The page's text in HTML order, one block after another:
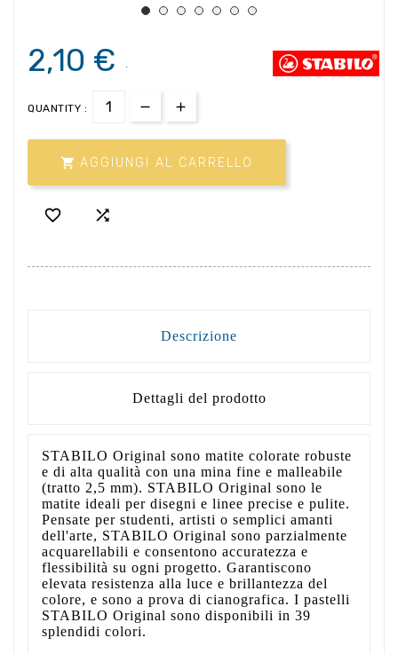
2,10 € .
QUANTITY :
 AGGIUNGI AL CARRELLO
 
Descrizione
Dettagli del prodotto
STABILO Original sono matite colorate robuste
e di alta qualità con una mina fine e malleabile
(tratto 2,5 mm). STABILO Original sono le
matite ideali per disegni e linee precise e pulite.
Pensate per studenti, artisti o semplici amanti
dell'arte, STABILO Original sono parzialmente
acquarellabili e consentono accuratezza e
flessibilità su ogni progetto. Garantiscono
elevata resistenza alla luce e brillantezza del
colore, e sono a prova di cianografica. I pastelli
STABILO Original sono disponibili in 39
splendidi colori.